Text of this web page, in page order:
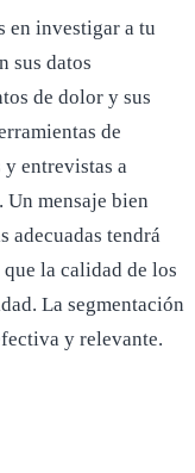
en investigar a tu
sus datos
de dolor y sus
de
y entrevistas a
Un mensaje bien
adecuadas tendrá
la calidad de los
La segmentación
y relevante.